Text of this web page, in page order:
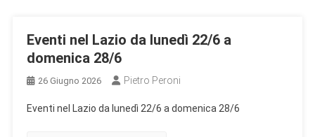
Eventi nel Lazio da lunedì 22/6 a
domenica 28/6
26 Giugno 2026 Pietro Peroni
Eventi nel Lazio da lunedì 22/6 a domenica 28/6